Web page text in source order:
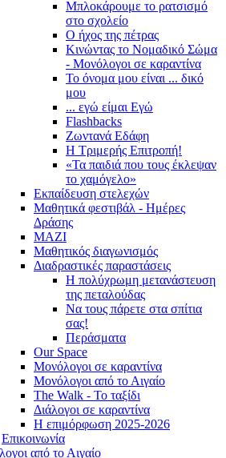
Μπλοκάρουμε το ρατσισμό
στο σχολείο
Ο ήχος της πέτρας
Κινώντας το Νομαδικό Σώμα
- Μονόλογοι σε καραντίνα
Το όνομα μου είναι ... δικό
μου
... εγώ είμαι Εγώ
Flashbacks
Ζωντανά Εδάφη
Η Τριμερής Επιτροπή!
«Τα παιδιά που τους έκλεψαν
το χαμόγελο»
Εκπαίδευση στελεχών
Μαθητικά φεστιβάλ - Ημέρες
Δράσης
ΜΑΖΙ
Μαθητικός διαγωνισμός
Διαδραστικές παραστάσεις
Η πολύχρωμη μετανάστευση
της πεταλούδας
Να τους πάρετε στα σπίτια
σας!
Περάσματα
Our Space
Μονόλογοι σε καραντίνα
Μονόλογοι από το Αιγαίο
The Walk - Το ταξίδι
Διάλογοι σε καραντίνα
Η επιμόρφωση 2025-2026
Επικοινωνία
από το Αιγαίο